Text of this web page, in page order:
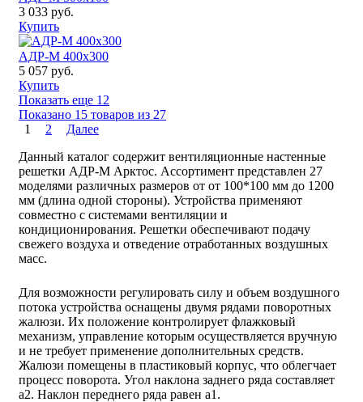
3 033 руб.
Купить
АДР-М 400x300
5 057 руб.
Купить
Показать еще 12
Показано 15 товаров из 27
1
2
Далее
Данный каталог содержит вентиляционные настенные
решетки АДР-М Арктос. Ассортимент представлен 27
моделями различных размеров от от 100*100 мм до 1200
мм (длина одной стороны). Устройства применяют
совместно с системами вентиляции и
кондиционирования. Решетки обеспечивают подачу
свежего воздуха и отведение отработанных воздушных
масс.
Для возможности регулировать силу и объем воздушного
потока устройства оснащены двумя рядами поворотных
жалюзи. Их положение контролирует флажковый
механизм, управление которым осуществляется вручную
и не требует применение дополнительных средств.
Жалюзи помещены в пластиковый корпус, что облегчает
процесс поворота. Угол наклона заднего ряда составляет
a2. Наклон переднего ряда равен a1.